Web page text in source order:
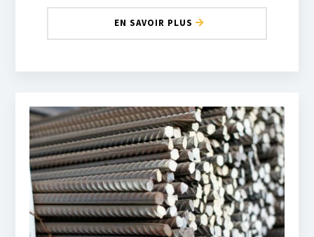
EN SAVOIR PLUS